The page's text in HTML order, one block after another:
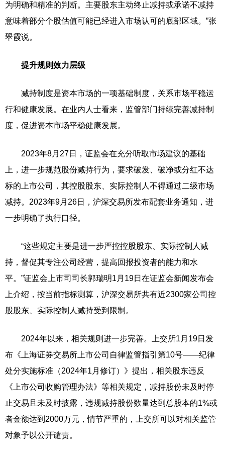
为明确和精准的判断。主要股东主动终止减持或承诺不减持
意味着部分个股估值可能已经进入市场认可的底部区域。”张
翠霞说。
提升规则效力层级
减持制度是资本市场的一项基础制度，关系市场平稳运
行和健康发展。在业内人士看来，监管部门持续完善减持制
度，促进资本市场平稳健康发展。
2023年8月27日，证监会在充分听取市场建议的基础
上，进一步规范股份减持行为，要求破发、破净或分红不达
标的上市公司，其控股股东、实际控制人不得通过二级市场
减持。2023年9月26日，沪深交易所发布配套业务通知，进
一步明确了执行口径。
“这些规定主要是进一步严控控股股东、实际控制人减
持，督促其专注公司经营，提高回报投资者的能力和水
平。”证监会上市司司长郭瑞明1月19日在证监会新闻发布会
上介绍，按当前指标测算，沪深交易所共有近2300家公司控
股股东、实际控制人减持受到限制。
2024年以来，相关规则进一步完善。上交所1月19日发
布《上海证券交易所上市公司自律监管指引第10号——纪律
处分实施标准（2024年1月修订）》提出，相关股东违反
《上市公司收购管理办法》等相关规定，减持股份未及时停
止交易且未及时披露，违规减持股份数量达到总股本的1%或
者金额达到2000万元，情节严重的，上交所可以对相关监管
对象予以公开谴责。